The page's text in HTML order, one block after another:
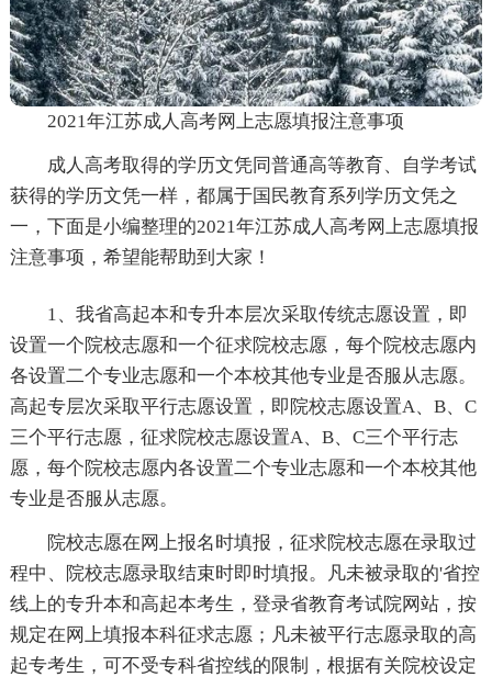
2021年江苏成人高考网上志愿填报注意事项
成人高考取得的学历文凭同普通高等教育、自学考试
获得的学历文凭一样，都属于国民教育系列学历文凭之
一，下面是小编整理的2021年江苏成人高考网上志愿填报
注意事项，希望能帮助到大家！
1、我省高起本和专升本层次采取传统志愿设置，即
设置一个院校志愿和一个征求院校志愿，每个院校志愿内
各设置二个专业志愿和一个本校其他专业是否服从志愿。
高起专层次采取平行志愿设置，即院校志愿设置A、B、C
三个平行志愿，征求院校志愿设置A、B、C三个平行志
愿，每个院校志愿内各设置二个专业志愿和一个本校其他
专业是否服从志愿。
院校志愿在网上报名时填报，征求院校志愿在录取过
程中、院校志愿录取结束时即时填报。凡未被录取的'省控
线上的专升本和高起本考生，登录省教育考试院网站，按
规定在网上填报本科征求志愿；凡未被平行志愿录取的高
起专考生，可不受专科省控线的限制，根据有关院校设定